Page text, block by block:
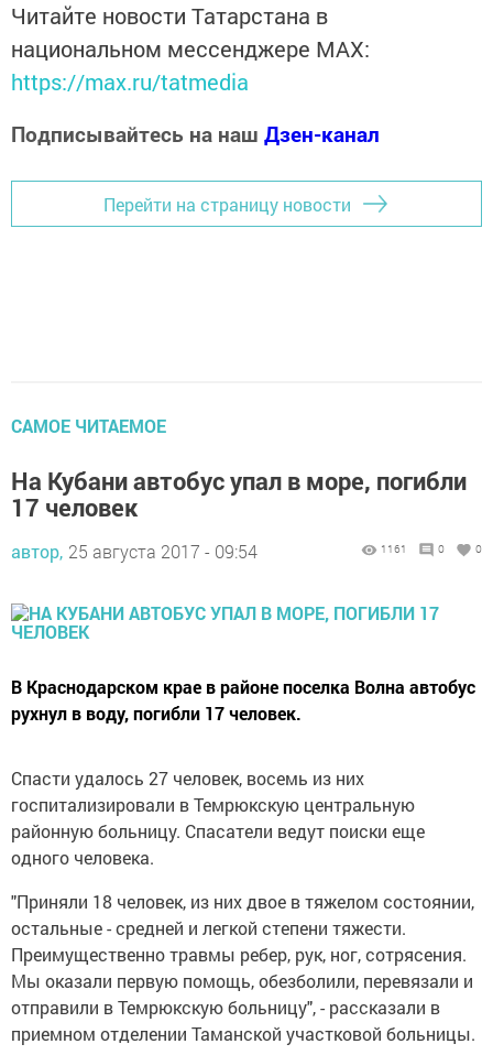
Читайте новости Татарстана в
национальном мессенджере MАХ:
https://max.ru/tatmedia
Подписывайтесь на наш Дзен-канал
Перейти на страницу новости
САМОЕ ЧИТАЕМОЕ
На Кубани автобус упал в море, погибли
17 человек
автор, 25 августа 2017 - 09:54 1161 0 0
В Краснодарском крае в районе поселка Волна автобус
рухнул в воду, погибли 17 человек.
Спасти удалось 27 человек, восемь из них
госпитализировали в Темрюкскую центральную
районную больницу. Спасатели ведут поиски еще
одного человека.
"Приняли 18 человек, из них двое в тяжелом состоянии,
остальные - средней и легкой степени тяжести.
Преимущественно травмы ребер, рук, ног, сотрясения.
Мы оказали первую помощь, обезболили, перевязали и
отправили в Темрюкскую больницу", - рассказали в
приемном отделении Таманской участковой больницы.